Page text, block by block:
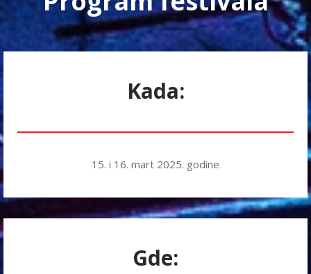
Kada:
15. i 16. mart 2025. godine
Gde: